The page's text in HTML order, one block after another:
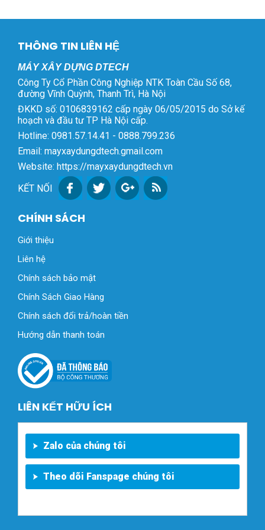
THÔNG TIN LIÊN HỆ
MÁY XÂY DỰNG DTECH
Công Ty Cổ Phần Công Nghiệp NTK Toàn Cầu Số 68,
đường Vĩnh Quỳnh, Thanh Trì, Hà Nội
ĐKKD số: 0106839162 cấp ngày 06/05/2015 do Sở kế
hoạch và đầu tư TP Hà Nội cấp.
Hotline: 0981.57.14.41 - 0888.799.236
Email: mayxaydungdtech.gmail.com
Website: https://mayxaydungdtech.vn
KẾT NỐI
CHÍNH SÁCH
Giới thiệu
Liên hệ
Chính sách bảo mật
Chính Sách Giao Hàng
Chính sách đổi trả/hoàn tiền
Hướng dẫn thanh toán
LIÊN KẾT HỮU ÍCH
Zalo của chúng tôi
Theo dõi Fanspage chúng tôi